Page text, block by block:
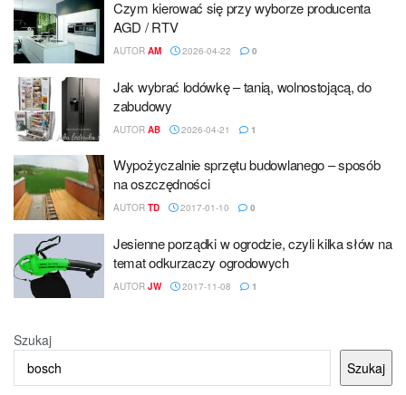
Czym kierować się przy wyborze producenta
AGD / RTV
AUTOR AM 2026-04-22 0
Jak wybrać lodówkę – tanią, wolnostojącą, do
zabudowy
AUTOR AB 2026-04-21 1
Wypożyczalnie sprzętu budowlanego – sposób
na oszczędności
AUTOR TD 2017-01-10 0
Jesienne porządki w ogrodzie, czyli kilka słów na
temat odkurzaczy ogrodowych
AUTOR JW 2017-11-08 1
Szukaj
Szukaj